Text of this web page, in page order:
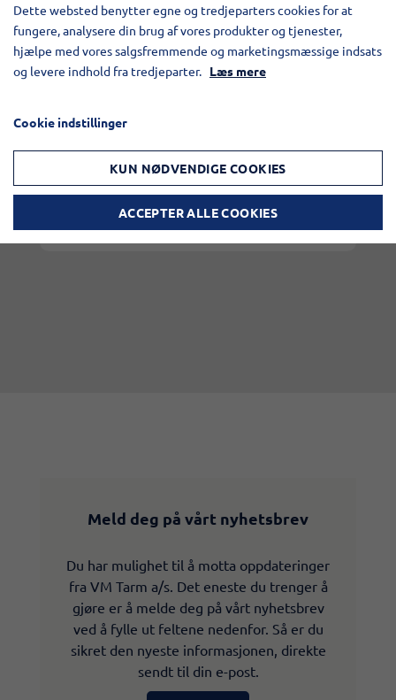
Det er ansatte som Niels Jørn, som har
vært med på å legge grunnsteinen til den
virksomheten vi er i dag.
stort gratulerer med de 40 årene og
fire tiår i virksomheten.
Meld deg på vårt nyhetsbrev
Du har mulighet til å motta oppdateringer
fra VM Tarm a/s. Det eneste du trenger å
gjøre er å melde deg på vårt nyhetsbrev
ved å fylle ut feltene nedenfor. Så er du
sikret den nyeste informasjonen, direkte
sendt til din e-post.
Dette websted benytter egne og tredjeparters cookies for at
fungere, analysere din brug af vores produkter og tjenester,
hjælpe med vores salgsfremmende og marketingsmæssige indsats
og levere indhold fra tredjeparter. Læs mere
Cookie indstillinger
KUN NØDVENDIGE COOKIES
ACCEPTER ALLE COOKIES